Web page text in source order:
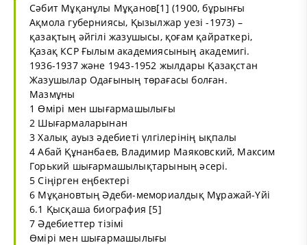
Сәбит Мұқанұлы Мұқанов[1] (1900, бұрынғы
Ақмола губерниясы, Қызылжар уезі -1973) –
қазақтың әйгілі жазушысы, қоғам қайраткері,
Қазақ КСР Ғылым академиясының академигі.
1936-1937 және 1943-1952 жылдары Қазақстан
Жазушылар Одағының төрағасы болған.
Мазмұны
1 Өмірі мен шығармашылығы
2 Шығармаларынан
3 Халық ауыз әдебиеті үлгілерінің ықпалы
4 Абай Құнанбаев, Владимир Маяковский, Максим
Горький шығармашылықтарының әсері.
5 Сіңірген еңбектері
6 Мұқановтың Әдеби-мемориалдық Мұражай-Үйі
6.1 Қысқаша биография [5]
7 Әдебиеттер тізімі
Өмірі мен шығармашылығы